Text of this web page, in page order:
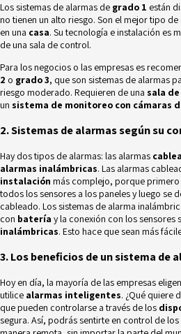
Los sistemas de alarmas de grado 1 están
no tienen un alto riesgo. Son el mejor tipo
en una casa. Su tecnología e instalación es
de una sala de control.
Para los negocios o las empresas es
2 o grado 3, que son sistemas de alarmas
riesgo moderado. Requieren de una sala
un sistema de monitoreo con cámaras
2. Sistemas de alarmas según su
Hay dos tipos de alarmas: las alarmas
alarmas inalámbricas. Las alarmas
instalación más complejo, porque
todos los sensores a los paneles y luego se
cableado. Los sistemas de alarma
con batería y la conexión con los sensores
inalámbricas. Esto hace que sean más
3. Los beneficios de un sistema de
Hoy en día, la mayoría de las empresas
utilice alarmas inteligentes. ¿Qué quiere
que pueden controlarse a través de los
segura. Así, podrás sentirte en control de